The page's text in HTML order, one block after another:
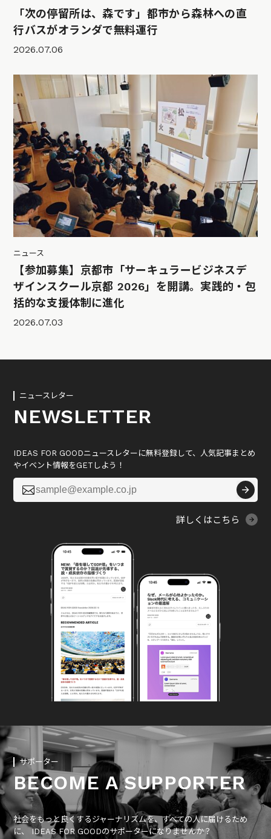
「次の停留所は、森です」都市から森林への直
行バスがオランダで無料運行
2026.07.06
ニュース
【参加募集】京都市「サーキュラービジネスデ
ザインスクール京都 2026」を開講。実践的・包
括的な支援体制に進化
2026.07.03
ニュースレター
NEWSLETTER
IDEAS FOR GOODニュースレターに無料登録して、人気記事まとめ
やイベント情報をGETしよう！

詳しくはこちら
サポーター
BECOME A SUPPORTER
社会をもっと良くするジャーナリズムを、すべての人に届けるため
に、 IDEAS FOR GOODのサポーターになりませんか？